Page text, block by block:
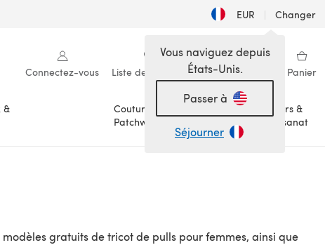
EUR | Changer
Connectez-vous Liste de souhaits Ma bibliothèque Panier
&
Couture &
Patchwork
Loisirs &
Artisanat
Vous naviguez depuis
États-Unis.
Passer à
Séjourner
gratuits de tricot de pulls pour femmes, ainsi que